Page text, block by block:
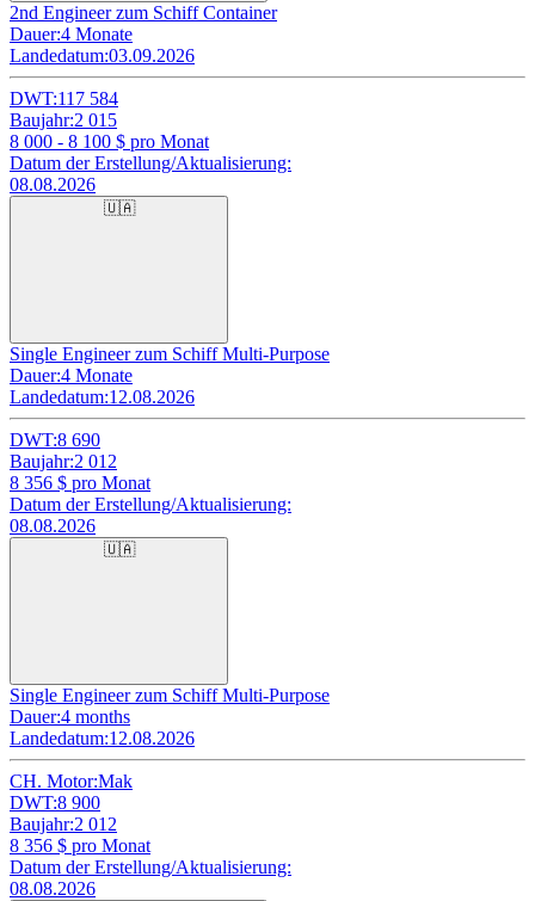
2nd Engineer zum Schiff Container
Dauer:4 Monate
Landedatum:03.09.2026
DWT:117 584
Baujahr:2 015
8 000 - 8 100 $ pro Monat
Datum der Erstellung/Aktualisierung:
08.08.2026
🇺🇦
Single Engineer zum Schiff Multi-Purpose
Dauer:4 Monate
Landedatum:12.08.2026
DWT:8 690
Baujahr:2 012
8 356 $ pro Monat
Datum der Erstellung/Aktualisierung:
08.08.2026
🇺🇦
Single Engineer zum Schiff Multi-Purpose
Dauer:4 months
Landedatum:12.08.2026
CH. Motor:Mak
DWT:8 900
Baujahr:2 012
8 356 $ pro Monat
Datum der Erstellung/Aktualisierung:
08.08.2026